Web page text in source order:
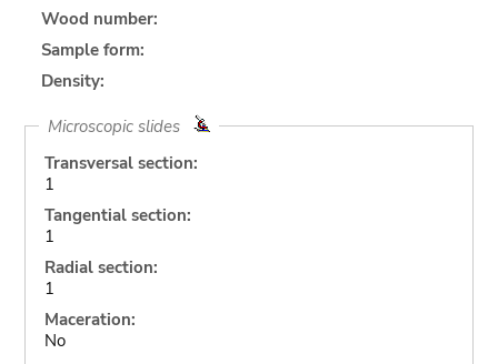
Wood number:
Sample form:
Density:
Microscopic slides
Transversal section:
1
Tangential section:
1
Radial section:
1
Maceration:
No